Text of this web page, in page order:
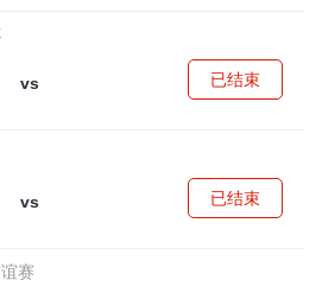
园巡游者
vs
已结束
vs
已结束
赛